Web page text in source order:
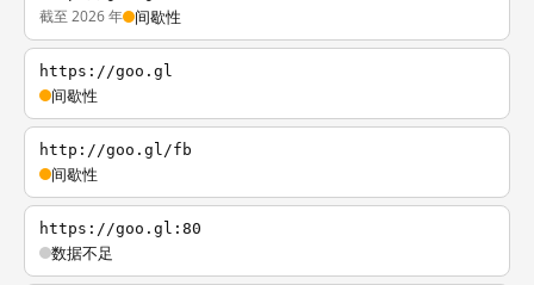
截至 2026 年 间歇性
https://goo.gl
间歇性
http://goo.gl/fb
间歇性
https://goo.gl:80
数据不足